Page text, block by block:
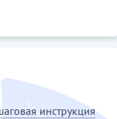
инструкция